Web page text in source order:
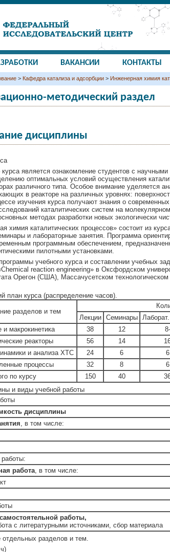
ВАКАНСИИ КОНТАКТЫ
> Кафедра катализа и адсорбции > Инженерная химия
методический раздел
дисциплины
является ознакомление студентов с
оптимальных условий осуществления
различного типа. Особое внимание уделяется
в реакторе на различных уровнях:
изучения курса получают знания о
каталитических систем на
методах разработки новых экологически
химия каталитических процессов» состоит из
и лабораторные занятия. Программа
программным обеспечением,
пилотными установками.
учебного курса и составлении учебных
reaction engineering» в Оксфордском
Орегон (США), Массачусетском
план курса (распределение часов).
разделов и тем
Лекции
Семинары
и макрокинетика
38 12 8-
реакторы
56 14
и анализа ХТС
24 6 6
процессы
32 8 6
по курсу
150 40
и виды учебной работы
дисциплины
, в том числе:
работа, в том числе:
работы,
с литературными источниками, сбор материала
разделов и тем.